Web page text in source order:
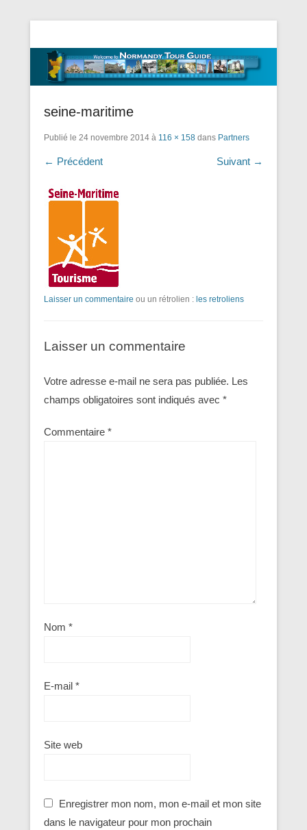
Guided Normandy Tours – Guide
Touristique Normandie
seine-maritime
Publié le 24 novembre 2014 à 116 × 158 dans Partners
← Précédent Suivant →
Laisser un commentaire ou un rétrolien : les retroliens
Laisser un commentaire
Votre adresse e-mail ne sera pas publiée. Les
champs obligatoires sont indiqués avec *
Commentaire *
Nom *
E-mail *
Site web
Enregistrer mon nom, mon e-mail et mon site
dans le navigateur pour mon prochain